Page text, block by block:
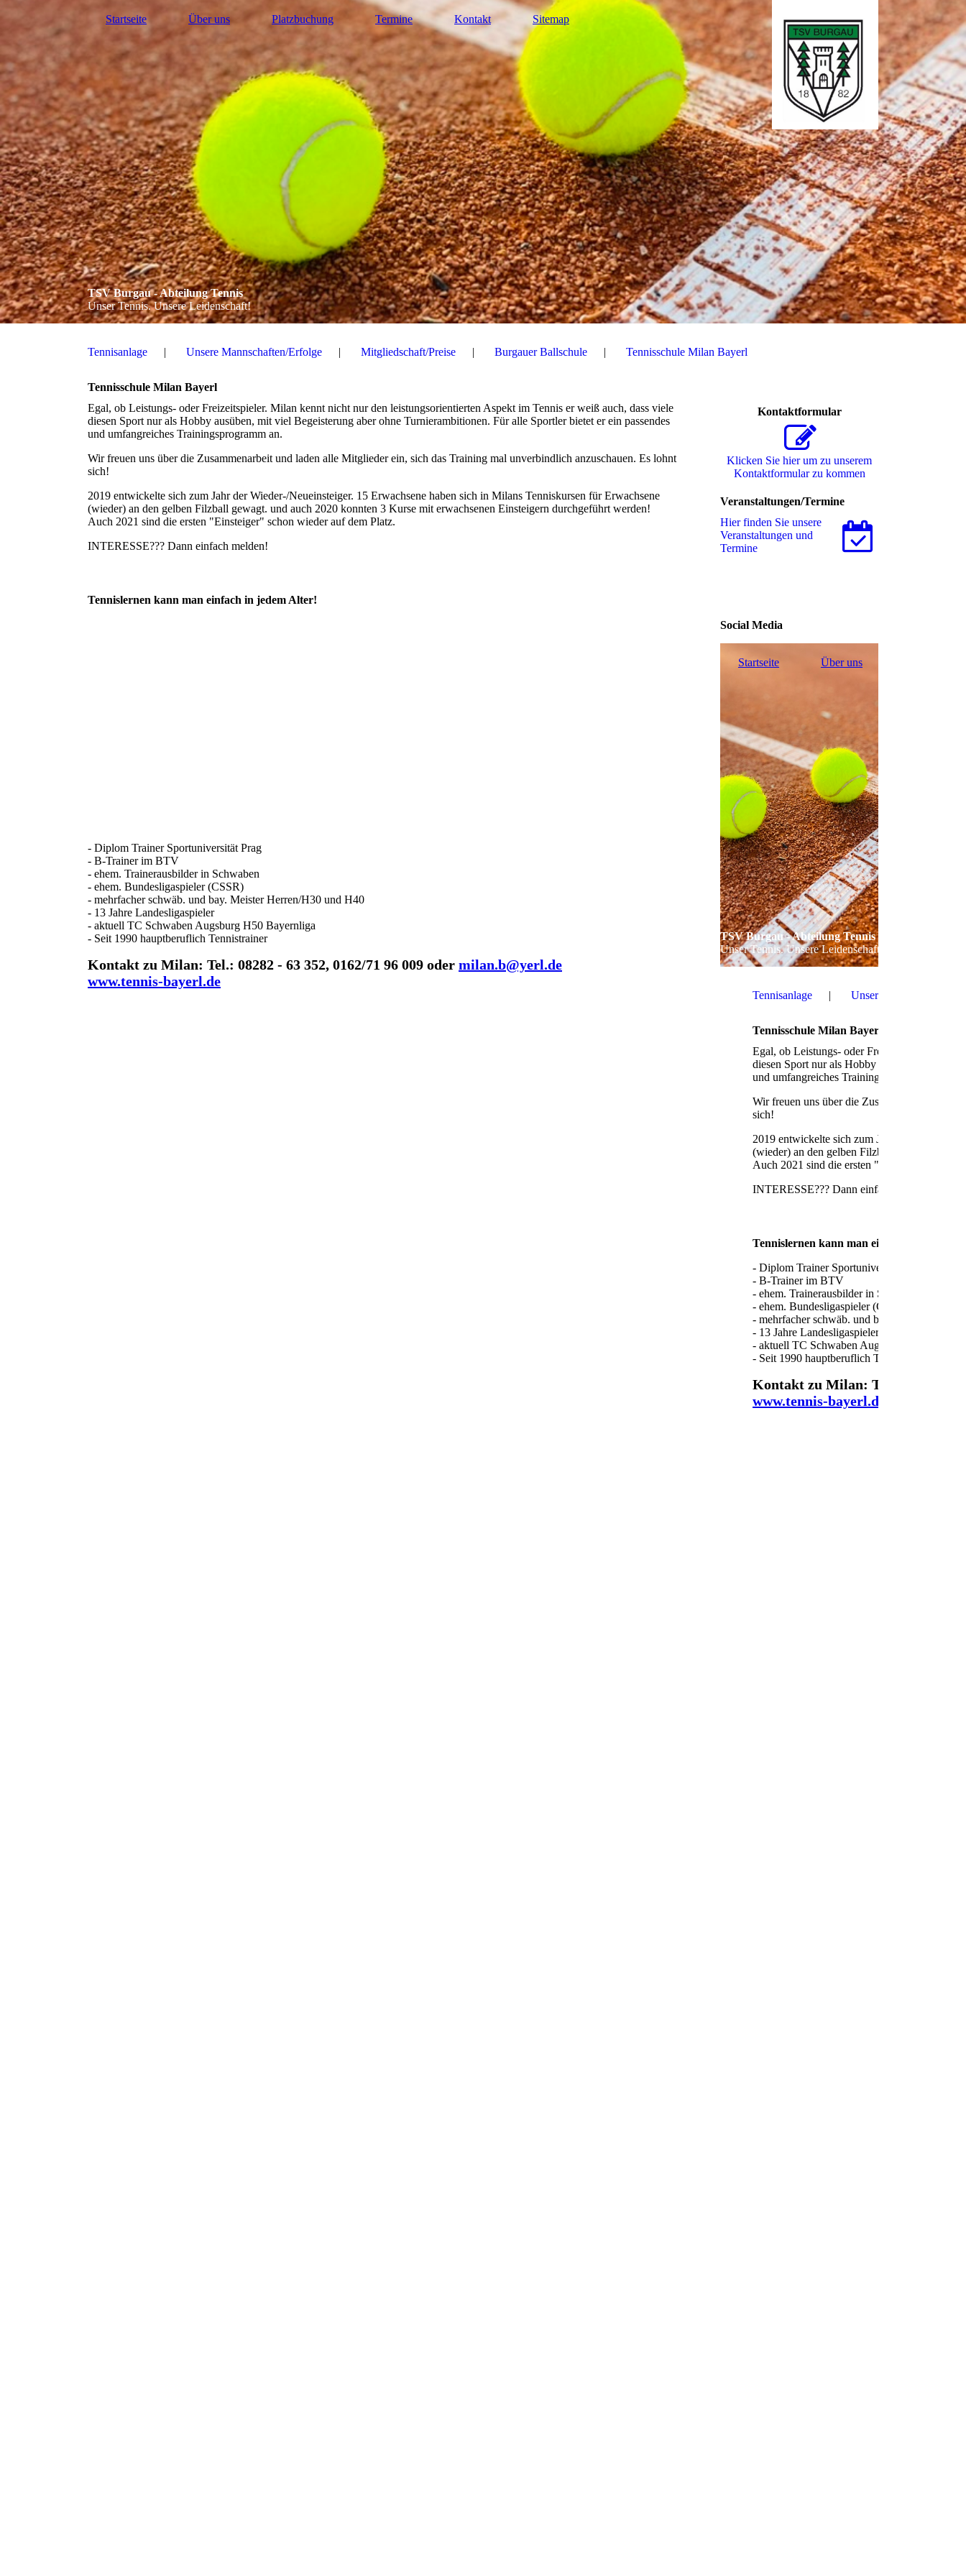
Startseite Über uns Platzbuchung Termine Kontakt Sitemap
TSV Burgau - Abteilung Tennis
Unser Tennis. Unsere Leidenschaft!
Tennisanlage Unsere Mannschaften/Erfolge Mitgliedschaft/Preise Burgauer Ballschule Tennisschule Milan Bayerl
Tennisschule Milan Bayerl
Egal, ob Leistungs- oder Freizeitspieler. Milan kennt nicht nur den leistungsorientierten Aspekt im Tennis er weiß auch, dass viele
diesen Sport nur als Hobby ausüben, mit viel Begeisterung aber ohne Turnierambitionen. Für alle Sportler bietet er ein passendes
und umfangreiches Trainingsprogramm an.
Wir freuen uns über die Zusammenarbeit und laden alle Mitglieder ein, sich das Training mal unverbindlich anzuschauen. Es lohnt
sich!
2019 entwickelte sich zum Jahr der Wieder-/Neueinsteiger. 15 Erwachsene haben sich in Milans Tenniskursen für Erwachsene
(wieder) an den gelben Filzball gewagt. und auch 2020 konnten 3 Kurse mit erwachsenen Einsteigern durchgeführt werden!
Auch 2021 sind die ersten "Einsteiger" schon wieder auf dem Platz.
INTERESSE??? Dann einfach melden!
Tennislernen kann man einfach in jedem Alter!
- Diplom Trainer Sportuniversität Prag
- B-Trainer im BTV
- ehem. Trainerausbilder in Schwaben
- ehem. Bundesligaspieler (CSSR)
- mehrfacher schwäb. und bay. Meister Herren/H30 und H40
- 13 Jahre Landesligaspieler
- aktuell TC Schwaben Augsburg H50 Bayernliga
- Seit 1990 hauptberuflich Tennistrainer
Kontakt zu Milan: Tel.: 08282 - 63 352, 0162/71 96 009 oder milan.b@yerl.de
www.tennis-bayerl.de
Kontaktformular
Klicken Sie hier um zu unserem
Kon­takt­for­mu­lar zu kommen
Veranstaltungen/Termine
Hier finden Sie unsere
Ver­an­stal­tungen und
Termine
Social Media
Startseite Über uns
TSV Burgau - Abteilung Tennis
Unser Tennis. Unsere Leidenschaft!
Tennisanlage Unsere Mannschaften/
Tennisschule Milan Bayerl
Egal, ob Leistungs- oder Freizeitspieler.
diesen Sport nur als Hobby ausüben, mit viel
und umfangreiches Trainingsprogramm an.
Wir freuen uns über die Zusammenarbeit und
sich!
2019 entwickelte sich zum Jahr der Wieder-/
(wieder) an den gelben Filzball gewagt. und
Auch 2021 sind die ersten "Einsteiger" schon
INTERESSE??? Dann einfach melden!
Tennislernen kann man einfach in jedem
- Diplom Trainer Sportuniversität Prag
- B-Trainer im BTV
- ehem. Trainerausbilder in Schwaben
- ehem. Bundesligaspieler (CSSR)
- mehrfacher schwäb. und bay. Meister
- 13 Jahre Landesligaspieler
- aktuell TC Schwaben Augsburg H50
- Seit 1990 hauptberuflich
Kontakt zu Milan: Tel.: 08282 -
www.tennis-bayerl.de